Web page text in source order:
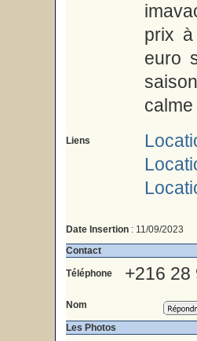
prix
euro
Liens
Date Insertion: 11/09/2023
Contact
Téléphone +216 28
Nom
Les Photos